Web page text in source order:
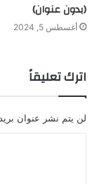
(بدون عنوان)
أغسطس 5, 2024
اترك تعليقاً
لن يتم نشر عنوان